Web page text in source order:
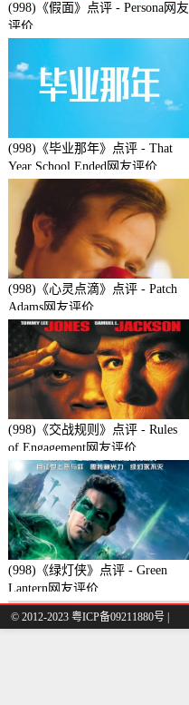
(998)《假面》点评 - Persona网友
评价
(998)《毕业那年》点评 - That
Year School Ended网友评价
(998)《心灵点滴》点评 - Patch
Adams网友评价
(998)《交战规则》点评 - Rules
of Engagement网友评价
(998)《绿灯侠》点评 - Green
Lantern网友评价
© 2012-2023 粤ICP备09211880号 |